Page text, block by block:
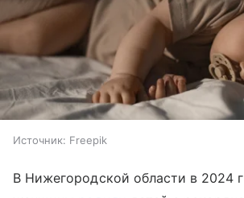
Источник: Freepik
В Нижегородской области в 2024